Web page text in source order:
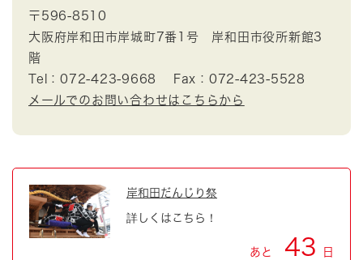
〒596-8510
大阪府岸和田市岸城町7番1号 岸和田市役所新館3
階
Tel：072-423-9668
Fax：072-423-5528
メールでのお問い合わせはこちらから
岸和田だんじり祭
詳しくはこちら！
あと 43 日